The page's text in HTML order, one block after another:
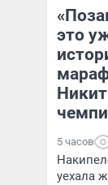
это
5 часов
уехала